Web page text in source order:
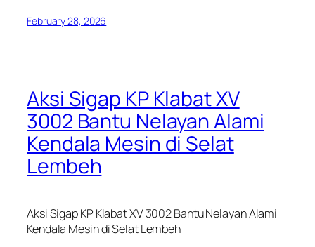
February 28, 2026
Aksi Sigap KP Klabat XV
3002 Bantu Nelayan Alami
Kendala Mesin di Selat
Lembeh
Aksi Sigap KP Klabat XV 3002 Bantu Nelayan Alami
Kendala Mesin di Selat Lembeh